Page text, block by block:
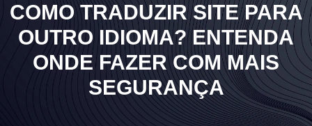
COMO TRADUZIR SITE PARA
OUTRO IDIOMA? ENTENDA
ONDE FAZER COM MAIS
SEGURANÇA